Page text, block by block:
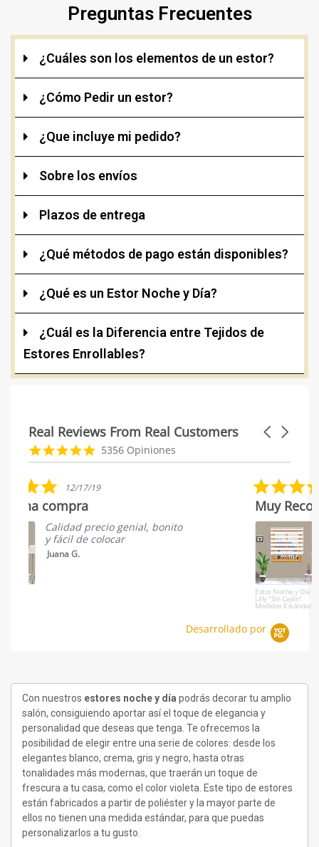
Con nuestros estores noche y día podrás decorar tu amplio
salón, consiguiendo aportar así el toque de elegancia y
personalidad que deseas que tenga. Te ofrecemos la
posibilidad de elegir entre una serie de colores: desde los
elegantes blanco, crema, gris y negro, hasta otras
tonalidades más modernas, que traerán un toque de
frescura a tu casa, como el color violeta. Este tipo de estores
están fabricados a partir de poliéster y la mayor parte de
ellos no tienen una medida estándar, para que puedas
personalizarlos a tu gusto.
Preguntas Frecuentes
¿Cuáles son los elementos de un estor?
¿Cómo Pedir un estor?
¿Que incluye mi pedido?
Sobre los envíos
Plazos de entrega
¿Qué métodos de pago están disponibles?
¿Qué es un Estor Noche y Día?
¿Cuál es la Diferencia entre Tejidos de
Estores Enrollables?
Real Reviews From Real Customers
Reviews
carousel
Carousel
4.8
star
5356 Opiniones
Muy Recomendable
Rápida entrega y estores con
calidad y a buen precio.
Desarrollado por